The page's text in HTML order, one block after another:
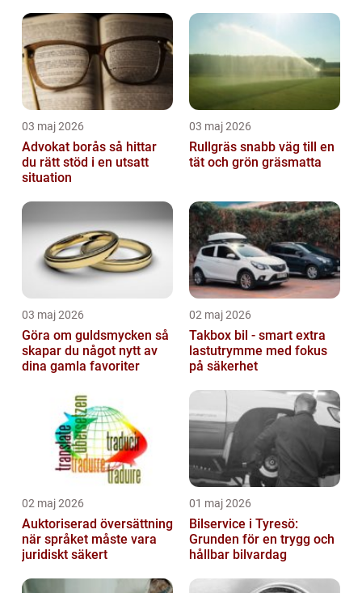
03 maj 2026
Advokat borås så hittar
du rätt stöd i en utsatt
situation
03 maj 2026
Rullgräs snabb väg till en
tät och grön gräsmatta
03 maj 2026
Göra om guldsmycken så
skapar du något nytt av
dina gamla favoriter
02 maj 2026
Takbox bil - smart extra
lastutrymme med fokus
på säkerhet
02 maj 2026
Auktoriserad översättning
när språket måste vara
juridiskt säkert
01 maj 2026
Bilservice i Tyresö:
Grunden för en trygg och
hållbar bilvardag